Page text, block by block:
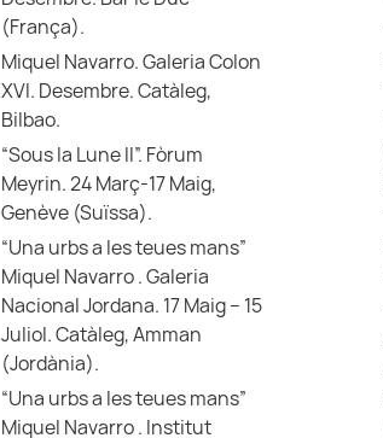
(França).
Miquel Navarro. Galeria Colon
XVI. Desembre. Catàleg,
Bilbao.
“Sous la Lune II”. Fòrum
Meyrin. 24 Març-17 Maig,
Genève (Suïssa).
“Una urbs a les teues mans”
Miquel Navarro . Galeria
Nacional Jordana. 17 Maig – 15
Juliol. Catàleg, Amman
(Jordània).
“Una urbs a les teues mans”
Miquel Navarro . Institut